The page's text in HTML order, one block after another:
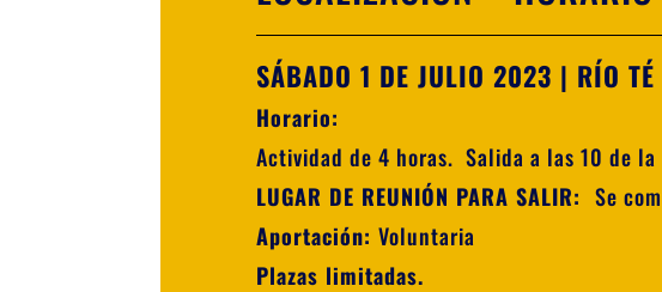
SÁBADO 1 DE JULIO 2023 | RÍO
Horario:
Actividad de 4 horas. Salida a las 10 de la
LUGAR DE REUNIÓN PARA SALIR:Se
Aportación:Voluntaria
Plazas limitadas.